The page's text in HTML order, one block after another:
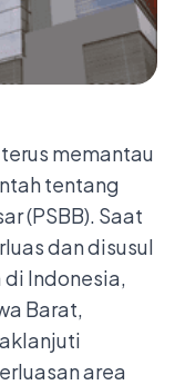
memantau
tentang
(PSBB). Saat
dan disusul
Indonesia,
Barat,
area